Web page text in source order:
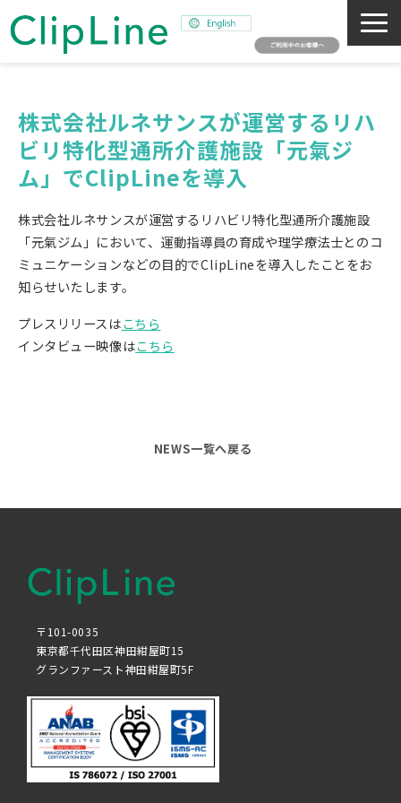
事業紹介
ミッション
ニュース
採用情報
SNAPSHOT
株式会社ルネサンスが運営するリハ
ビリ特化型通所介護施設「元氣ジ
ム」でClipLineを導入
株式会社ルネサンスが運営するリハビリ特化型通所介護施設
「元氣ジム」において、運動指導員の育成や理学療法士とのコ
ミュニケーションなどの目的でClipLineを導入したことをお
知らせいたします。
プレスリリースはこちら
インタビュー映像はこちら
NEWS一覧へ戻る
〒101-0035
東京都千代田区神田紺屋町15
グランファースト神田紺屋町5F